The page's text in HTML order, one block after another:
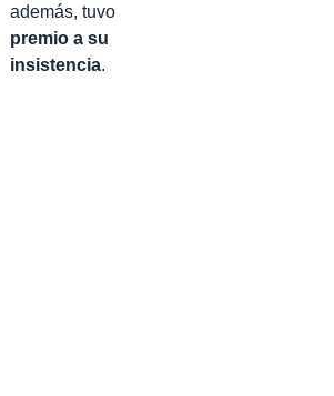
además, tuvo
premio a su
insistencia.